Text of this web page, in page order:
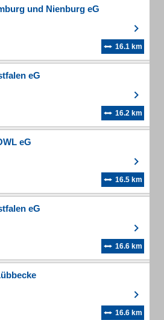
und Nienburg eG
16.1 km
eG
16.2 km
eG
16.5 km
eG
16.6 km
16.6 km